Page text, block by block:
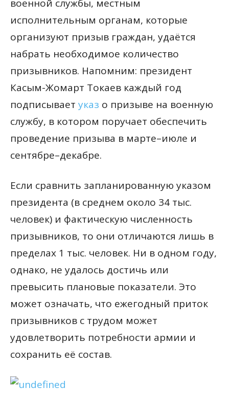
военной службы, местным
исполнительным органам, которые
организуют призыв граждан, удаётся
набрать необходимое количество
призывников. Напомним: президент
Касым-Жомарт Токаев каждый год
подписывает указ о призыве на военную
службу, в котором поручает обеспечить
проведение призыва в марте–июле и
сентябре–декабре.
Если сравнить запланированную указом
президента (в среднем около 34 тыс.
человек) и фактическую численность
призывников, то они отличаются лишь в
пределах 1 тыс. человек. Ни в одном году,
однако, не удалось достичь или
превысить плановые показатели. Это
может означать, что ежегодный приток
призывников с трудом может
удовлетворить потребности армии и
сохранить её состав.